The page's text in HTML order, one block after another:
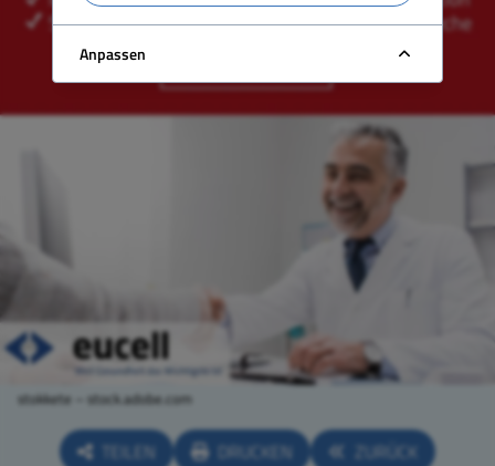
stokkete – stock.adobe.com
TEILEN DRUCKEN ZURÜCK
Anpassen